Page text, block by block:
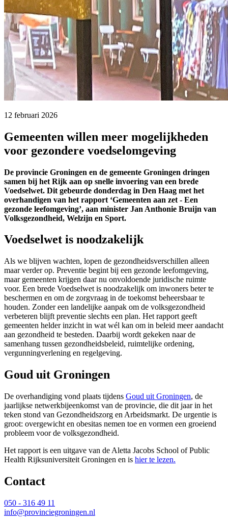
12 februari 2026
Gemeenten willen meer mogelijkheden
voor gezondere voedselomgeving
De provincie Groningen en de gemeente Groningen dringen
samen bij het Rijk aan op snelle invoering van een brede
Voedselwet. Dit gebeurde donderdag in Den Haag met het
overhandigen van het rapport ‘Gemeenten aan zet - Een
gezonde leefomgeving’, aan minister Jan Anthonie Bruijn van
Volksgezondheid, Welzijn en Sport.
Voedselwet is noodzakelijk
Als we blijven wachten, lopen de gezondheidsverschillen alleen
maar verder op. Preventie begint bij een gezonde leefomgeving,
maar gemeenten krijgen daar nu onvoldoende juridische ruimte
voor. Een brede Voedselwet is noodzakelijk om inwoners beter te
beschermen en om de zorgvraag in de toekomst beheersbaar te
houden. Zonder een landelijke aanpak om de volksgezondheid
verbeteren blijft preventie slechts een plan. Het rapport geeft
gemeenten helder inzicht in wat wél kan om in beleid meer aandacht
aan gezondheid te besteden. Daarbij wordt gekeken naar de
samenhang tussen gezondheidsbeleid, ruimtelijke ordening,
vergunningverlening en regelgeving.
Goud uit Groningen
De overhandiging vond plaats tijdens Goud uit Groningen, de
jaarlijkse netwerkbijeenkomst van de provincie, die dit jaar in het
teken stond van Gezondheidszorg en Arbeidsmarkt. De urgentie is
groot: overgewicht en obesitas nemen toe en vormen een groeiend
probleem voor de volksgezondheid.
Het rapport is een uitgave van de Aletta Jacobs School of Public
Health Rijksuniversiteit Groningen en is hier te lezen.
Contact
050 - 316 49 11
info@provinciegroningen.nl